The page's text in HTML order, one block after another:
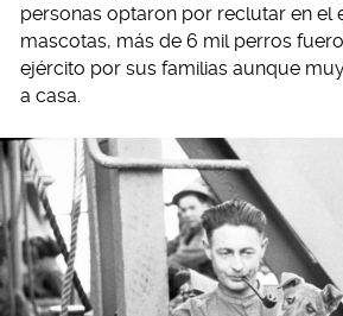
personas optaron por reclutar en el
mascotas, más de 6 mil perros
ejército por sus familias aunque
a casa.